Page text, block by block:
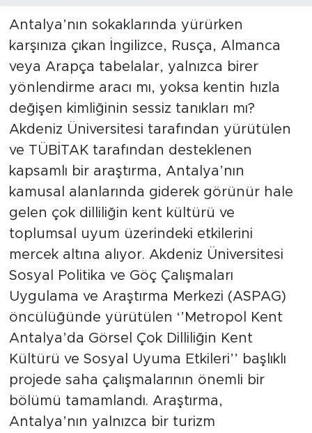
Antalya’nın sokaklarında yürürken
karşınıza çıkan İngilizce, Rusça, Almanca
veya Arapça tabelalar, yalnızca birer
yönlendirme aracı mı, yoksa kentin hızla
değişen kimliğinin sessiz tanıkları mı?
Akdeniz Üniversitesi tarafından yürütülen
ve TÜBİTAK tarafından desteklenen
kapsamlı bir araştırma, Antalya’nın
kamusal alanlarında giderek görünür hale
gelen çok dilliliğin kent kültürü ve
toplumsal uyum üzerindeki etkilerini
mercek altına alıyor. Akdeniz Üniversitesi
Sosyal Politika ve Göç Çalışmaları
Uygulama ve Araştırma Merkezi (ASPAG)
öncülüğünde yürütülen ‘’Metropol Kent
Antalya’da Görsel Çok Dilliliğin Kent
Kültürü ve Sosyal Uyuma Etkileri’’ başlıklı
projede saha çalışmalarının önemli bir
bölümü tamamlandı. Araştırma,
Antalya’nın yalnızca bir turizm